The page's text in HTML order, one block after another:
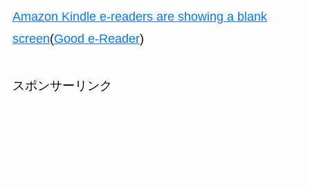
Amazon Kindle e-readers are showing a blank
screen(Good e-Reader)
スポンサーリンク